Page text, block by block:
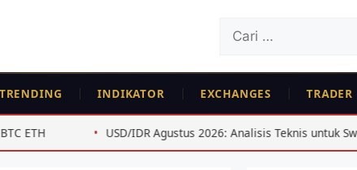
Cari
TRENDING INDIKATOR EXCHANGES TRADER
IDR Agustus 2026: Analisis Teknis untuk Swing Trader